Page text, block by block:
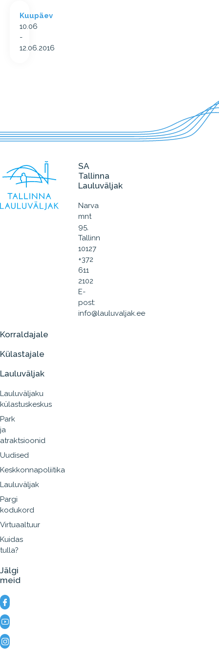
Kuupäev
10.06
-
12.06.2016
SA
Tallinna
Lauluväljak
Narva
mnt
95,
Tallinn
10127
+372
611
2102
E-
post:
info@lauluvaljak.ee
Korraldajale
Külastajale
Lauluväljak
Lauluväljaku
külastuskeskus
Park
ja
atraktsioonid
Uudised
Keskkonnapoliitika
Lauluväljak
Pargi
kodukord
Virtuaaltuur
Kuidas
tulla?
Jälgi
meid